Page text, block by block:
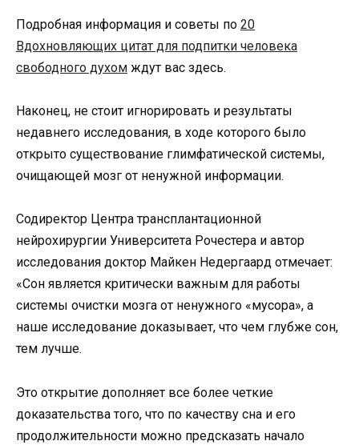
Подробная информация и советы по 20
Вдохновляющих цитат для подпитки человека
свободного духом ждут вас здесь.
Наконец, не стоит игнорировать и результаты
недавнего исследования, в ходе которого было
открыто существование глимфатической системы,
очищающей мозг от ненужной информации.
Содиректор Центра трансплантационной
нейрохирургии Университета Рочестера и автор
исследования доктор Майкен Недергаард отмечает:
«Сон является критически важным для работы
системы очистки мозга от ненужного «мусора», а
наше исследование доказывает, что чем глубже сон,
тем лучше.
Это открытие дополняет все более четкие
доказательства того, что по качеству сна и его
продолжительности можно предсказать начало